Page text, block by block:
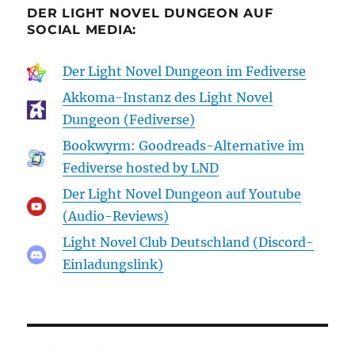
DER LIGHT NOVEL DUNGEON AUF
SOCIAL MEDIA:
Der Light Novel Dungeon im Fediverse
Akkoma-Instanz des Light Novel
Dungeon (Fediverse)
Bookwyrm: Goodreads-Alternative im
Fediverse hosted by LND
Der Light Novel Dungeon auf Youtube
(Audio-Reviews)
Light Novel Club Deutschland (Discord-
Einladungslink)